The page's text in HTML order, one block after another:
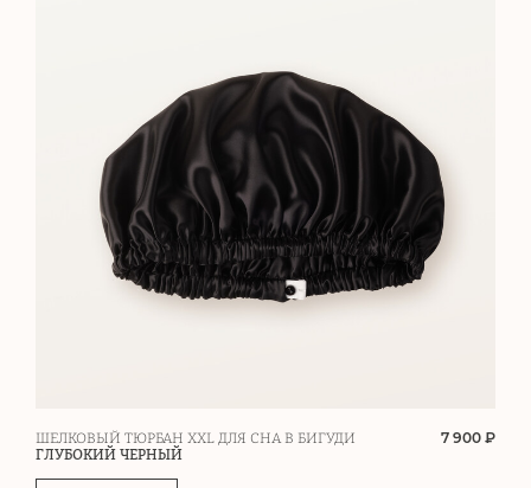
ШЕЛКОВЫЙ ТЮРБАН XXL ДЛЯ СНА В БИГУДИ
ГЛУБОКИЙ ЧЕРНЫЙ
7 900 ₽